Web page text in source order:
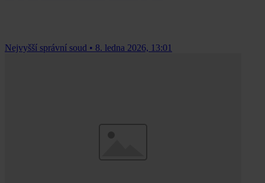
Nejvyšší správní soud • 8. ledna 2026, 13:01